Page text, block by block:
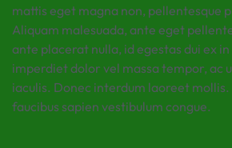
mattis eget magna non, pellentesque
Aliquam malesuada, ante eget
ante placerat nulla, id egestas dui ex
imperdiet dolor vel massa tempor, ac
iaculis. Donec interdum laoreet mollis.
faucibus sapien vestibulum congue.